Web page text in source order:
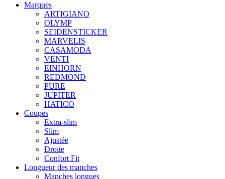
Marques
ARTIGIANO
OLYMP
SEIDENSTICKER
MARVELIS
CASAMODA
VENTI
EINHORN
REDMOND
PURE
JUPITER
HATICO
Coupes
Extra-slim
Slim
Ajustée
Droite
Confort Fit
Longueur des manches
Manches longues